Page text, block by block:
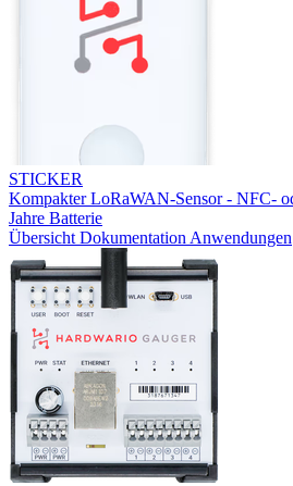
STICKER
Kompakter LoRaWAN-Sensor - NFC-
Jahre Batterie
Übersicht Dokumentation Anwendungen